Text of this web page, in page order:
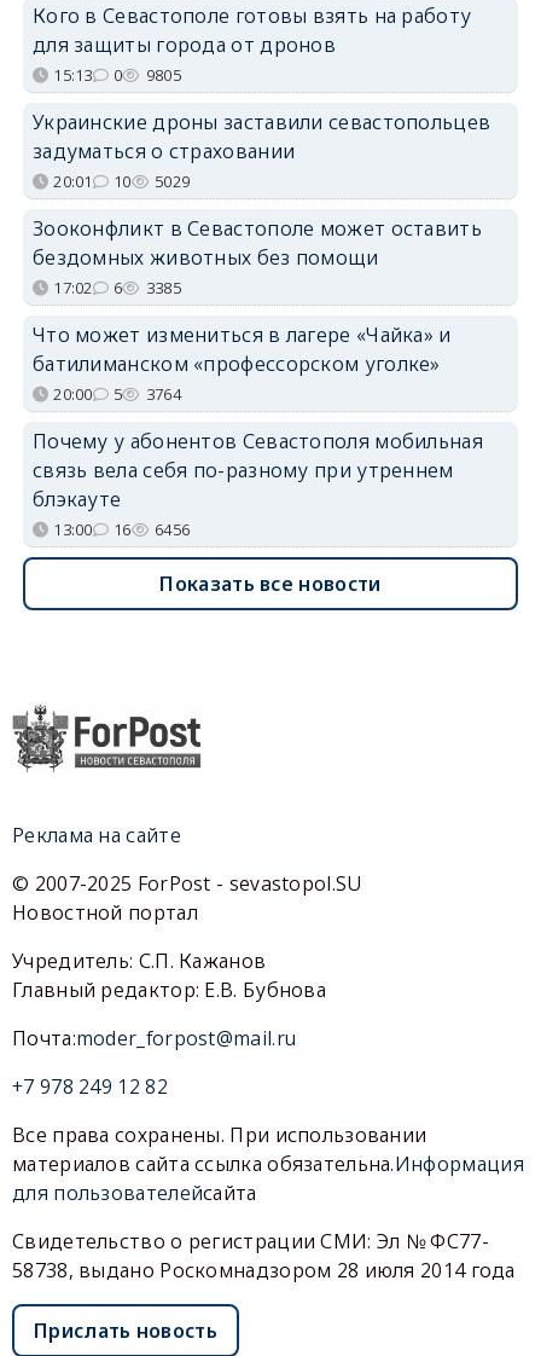
Кого в Севастополе готовы взять на работу
для защиты города от дронов
15:13 0 9805
Украинские дроны заставили севастопольцев
задуматься о страховании
20:01 10 5029
Зооконфликт в Севастополе может оставить
бездомных животных без помощи
17:02 6 3385
Что может измениться в лагере «Чайка» и
батилиманском «профессорском уголке»
20:00 5 3764
Почему у абонентов Севастополя мобильная
связь вела себя по-разному при утреннем
блэкауте
13:00 16 6456
Показать все новости
Реклама на сайте
© 2007-2025 ForPost - sevastopol.SU
Новостной портал
Учредитель: С.П. Кажанов
Главный редактор: Е.В. Бубнова
Почта:moder_forpost@mail.ru
+7 978 249 12 82
Все права сохранены. При использовании
материалов сайта ссылка обязательна.Информация
для пользователейсайта
Свидетельство о регистрации СМИ: Эл № ФС77-
58738, выдано Роскомнадзором 28 июля 2014 года
Прислать новость